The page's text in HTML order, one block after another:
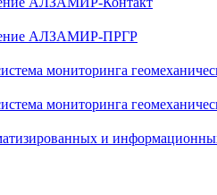
АЛЗАМИР-ПРГР
мониторинга
мониторинга
и